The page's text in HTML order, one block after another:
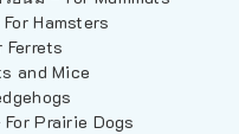
Hamsters
Ferrets
and Mice
Prairie Dogs